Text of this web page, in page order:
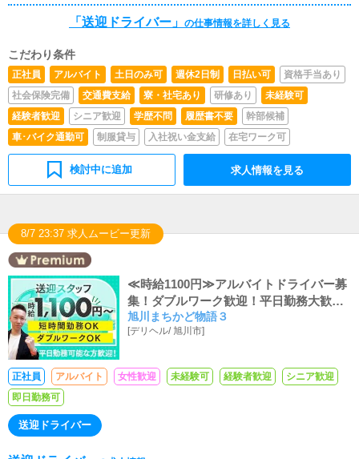
ドライバー業に関しては同上・キャスト管理、顧客管理
等、および雑務含む※女性キャストの体調や出勤の管理、
アルバイト共に社用車使用です。ガソリン代はお店で負担
します。※キャストとしての業務は一切ありません
できる方[条件]：運転歴5年以上かつ25歳以上（当店はス
タッフ・キャスト全員が女性のみという職場環境のため女
極採用致します。
「送迎ドライバー」 の仕事情報を詳しく見る
こだわり条件
正社員 アルバイト 土日のみ可 週休2日制 日払い可
資格手当あり
社会保険完備
交通費支給 寮・社宅あり 研修あり
未経験可
経験者歓迎
シニア歓迎 学歴不問 履歴書不要
幹部候補
車･バイク通勤可
制服貸与 入社祝い金支給 在宅ワーク可
検討中に追加 求人情報を見る
8/7 23:37 求人ムービー更新
≪時給1100円≫アルバイトドライバー募
集！ダブルワーク歓迎！平日勤務大歓
迎！
旭川まちかど物語３
[デリヘル/ 旭川市]
正社員 アルバイト 女性歓迎 未経験可 経験者歓迎
シニア歓迎
即日勤務可
送迎ドライバー